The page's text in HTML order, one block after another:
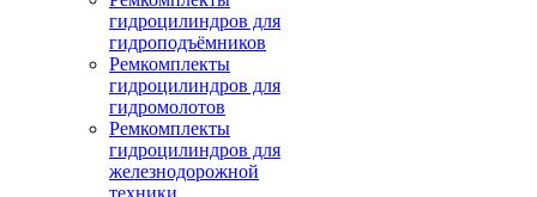
гидроцилиндров для
гидроподъёмников
Ремкомплекты
гидроцилиндров для
гидромолотов
Ремкомплекты
гидроцилиндров для
железнодорожной
техники